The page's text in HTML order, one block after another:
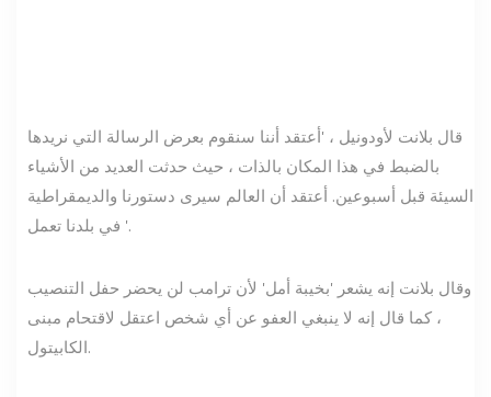
قال بلانت لأودونيل ، 'أعتقد أننا سنقوم بعرض الرسالة التي نريدها
بالضبط في هذا المكان بالذات ، حيث حدثت العديد من الأشياء
السيئة قبل أسبوعين. أعتقد أن العالم سيرى دستورنا والديمقراطية
في بلدنا تعمل '.
وقال بلانت إنه يشعر 'بخيبة أمل' لأن ترامب لن يحضر حفل التنصيب
، كما قال إنه لا ينبغي العفو عن أي شخص اعتقل لاقتحام مبنى
الكابيتول.